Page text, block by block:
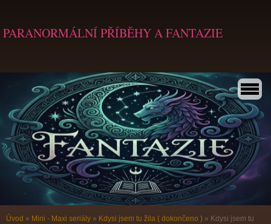
PARANORMÁLNÍ PŘÍBĚHY A FANTAZIE
Úvod » Mini - Maxi seriály » Kdysi jsem tu žila ( dokončeno ) » Kdysi jsem tu